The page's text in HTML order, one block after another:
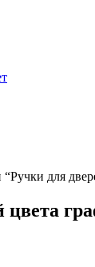
для
цвета